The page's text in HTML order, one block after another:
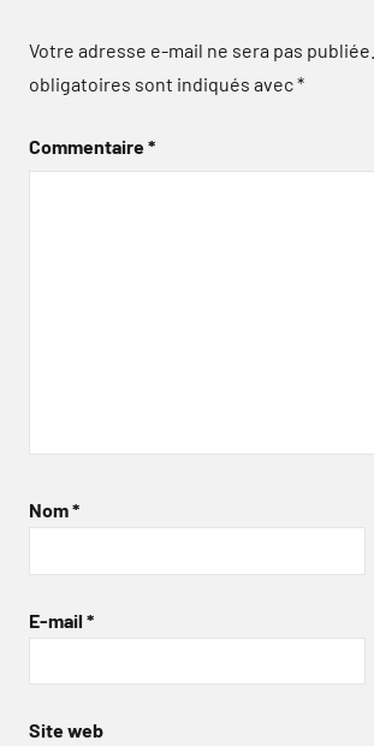
Votre adresse e-mail ne sera pas publiée.
obligatoires sont indiqués avec*
Commentaire*
Nom*
E-mail *
Site web